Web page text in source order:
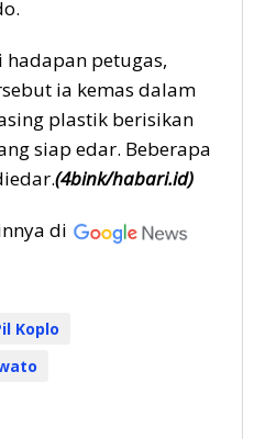
hadapan petugas,
ia kemas dalam
plastik berisikan
siap edar. Beberapa
(4bink/habari.id)
di
Koplo